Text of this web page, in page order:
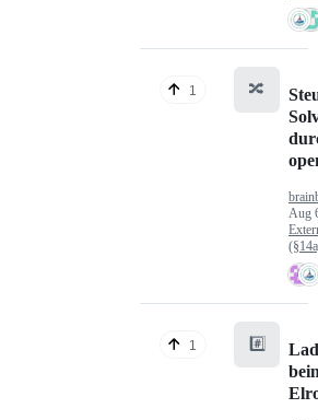
1 🔀
Aug
1 #️⃣